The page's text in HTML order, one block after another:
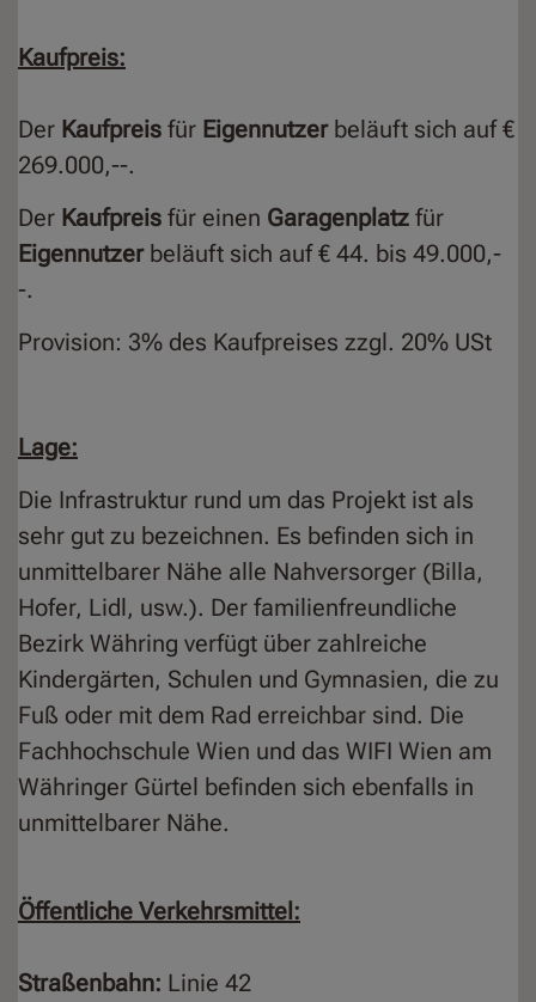
Kaufpreis:
Der Kaufpreis für Eigennutzer beläuft sich auf €
269.000,--.
Der Kaufpreis für einen Garagenplatz für
Eigennutzerbeläuft sich auf € 44. bis 49.000,-
-.
Provision: 3% des Kaufpreises zzgl. 20% USt
Lage:
Die Infrastruktur rund um das Projekt ist als
sehr gut zu bezeichnen. Es befinden sich in
unmittelbarer Nähe alle Nahversorger (Billa,
Hofer, Lidl, usw.). Der familienfreundliche
Bezirk Währing verfügt über zahlreiche
Kindergärten, Schulen und Gymnasien, die zu
Fuß oder mit dem Rad erreichbar sind. Die
Fachhochschule Wien und das WIFI Wien am
Währinger Gürtel befinden sich ebenfalls in
unmittelbarer Nähe.
Öffentliche Verkehrsmittel:
Straßenbahn: Linie 42